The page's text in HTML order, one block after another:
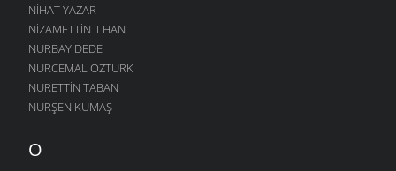
NIHAT YAZAR
NIZAMETTIN İLHAN
NURBAY DEDE
NURCEMAL ÖZTÜRK
NURETTIN TABAN
NURŞEN KUMAŞ
O